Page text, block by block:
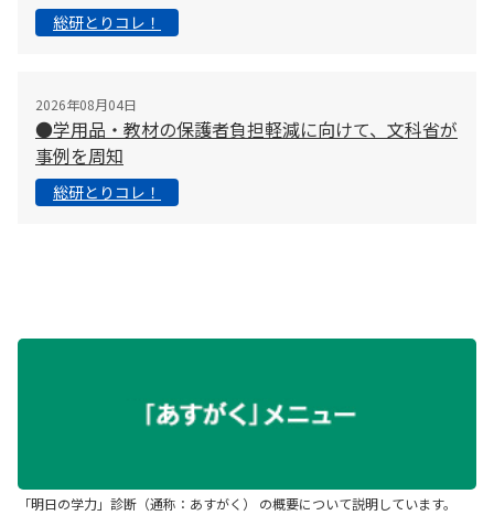
総研とりコレ！
2026年08月04日
●学用品・教材の保護者負担軽減に向けて、文科省が
事例を周知
総研とりコレ！
「明日の学力」診断（通称：あすがく） の概要について説明しています。